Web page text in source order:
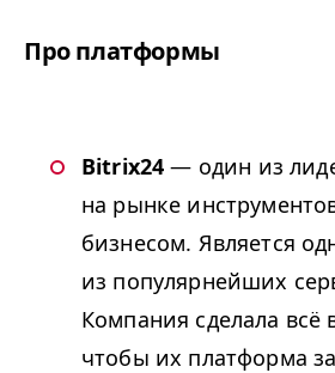
Про платформы
Bitrix24 — один из
на рынке
бизнесом. Является
из популярнейших
Компания сделала всё
чтобы их платформа